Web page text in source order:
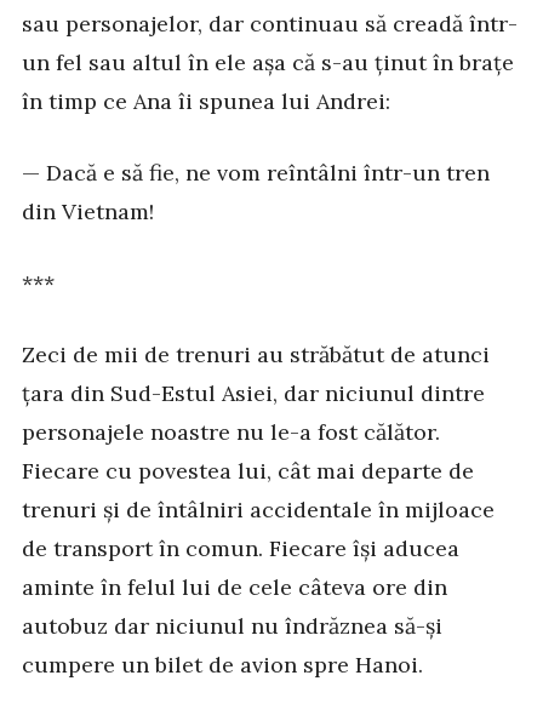
sau personajelor, dar continuau să creadă într-
un fel sau altul în ele așa că s-au ținut în brațe
în timp ce Ana îi spunea lui Andrei:
— Dacă e să fie, ne vom reîntâlni într-un tren
din Vietnam!
***
Zeci de mii de trenuri au străbătut de atunci
țara din Sud-Estul Asiei, dar niciunul dintre
personajele noastre nu le-a fost călător.
Fiecare cu povestea lui, cât mai departe de
trenuri și de întâlniri accidentale în mijloace
de transport în comun. Fiecare își aducea
aminte în felul lui de cele câteva ore din
autobuz dar niciunul nu îndrăznea să-și
cumpere un bilet de avion spre Hanoi.